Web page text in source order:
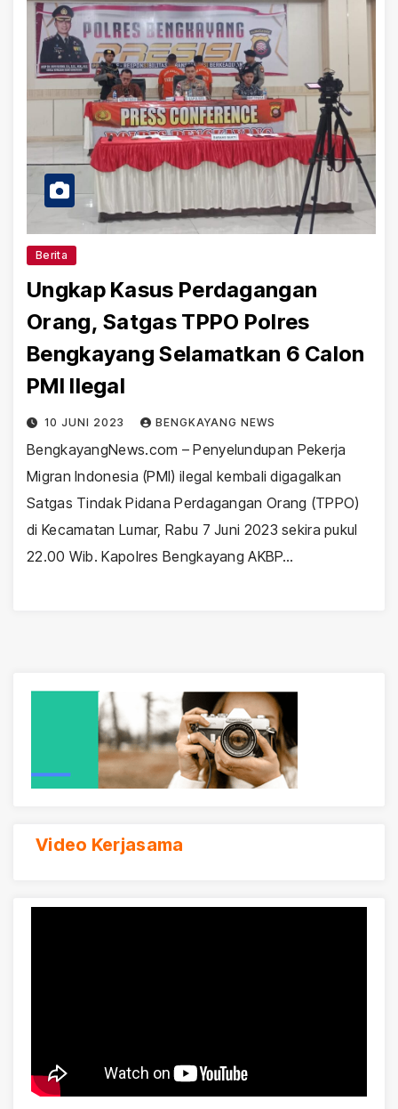
Berita
Ungkap Kasus Perdagangan
Orang, Satgas TPPO Polres
Bengkayang Selamatkan 6 Calon
PMI Ilegal
10 JUNI 2023 BENGKAYANG NEWS
BengkayangNews.com – Penyelundupan Pekerja
Migran Indonesia (PMI) ilegal kembali digagalkan
Satgas Tindak Pidana Perdagangan Orang (TPPO)
di Kecamatan Lumar, Rabu 7 Juni 2023 sekira pukul
22.00 Wib. Kapolres Bengkayang AKBP…
Video Kerjasama